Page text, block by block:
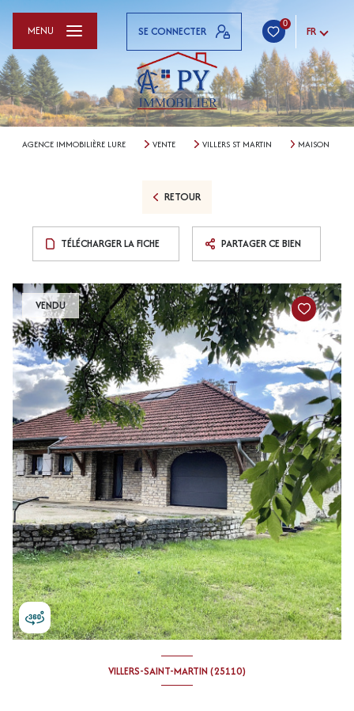
SE CONNECTER
0
FR
MENU
AGENCE IMMOBILIÈRE LURE VENTE VILLERS ST MARTIN MAISON
RETOUR
TÉLÉCHARGER LA FICHE PARTAGER CE BIEN
VENDU
VILLERS-SAINT-MARTIN (25110)